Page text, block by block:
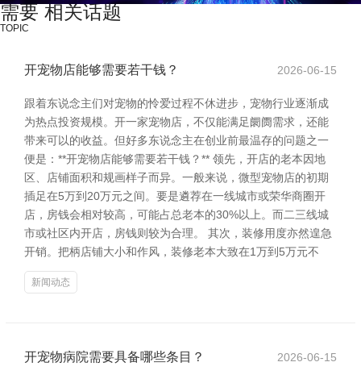
需要 相关话题
TOPIC
开宠物店能够需要若干钱？ 2026-06-15
跟着东说念主们对宠物的怜爱过程不休进步，宠物行业逐渐成
为热点投资规模。开一家宠物店，不仅能满足阛阓需求，还能
带来可以的收益。但好多东说念主在创业前最温存的问题之一
便是：**开宠物店能够需要若干钱？** 领先，开店的老本因地
区、店铺面积和规画样子而异。一般来说，微型宠物店的初期
插足在5万到20万元之间。要是遴荐在一线城市或荣华商圈开
店，房钱会相对较高，可能占总老本的30%以上。而二三线城
市或社区内开店，房钱则较为合理。 其次，装修用度亦然遑急
开销。把柄店铺大小和作风，装修老本大致在1万到5万元不
新闻动态
开宠物病院需要具备哪些条目？ 2026-06-15